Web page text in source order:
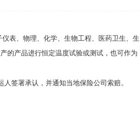
表、物理、化学、生物工程、医药卫生、生
的产品进行恒定温度试验或测试，也可作为
签署承认，并通知当地保险公司索赔。